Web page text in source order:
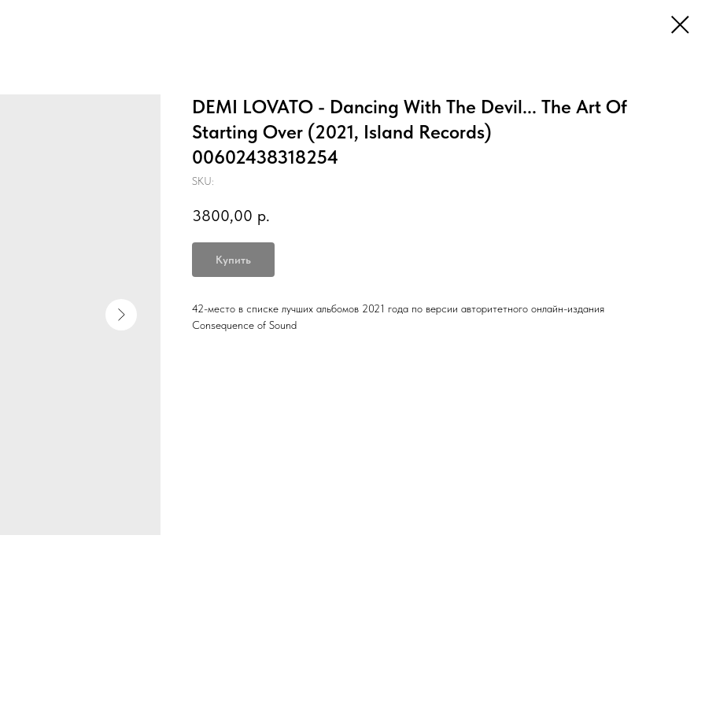
DEMI LOVATO - Dancing With The Devil... The Art Of
Starting Over (2021, Island Records)
00602438318254
SKU:
3800,00 р.
Купить
42-место в списке лучших альбомов 2021 года по версии авторитетного онлайн-издания
Consequence of Sound